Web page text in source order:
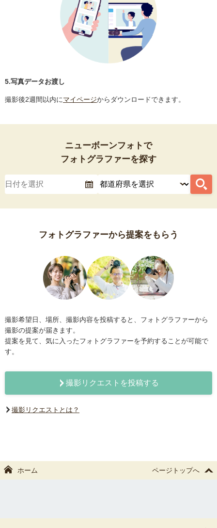
5.写真データお渡し
撮影後2週間以内にマイページからダウンロードできます。
ニューボーンフォトで
フォトグラファーを探す
フォトグラファーから提案をもらう
撮影希望日、場所、撮影内容を投稿すると、フォトグラファーから
撮影の提案が届きます。
提案を見て、気に入ったフォトグラファーを予約することが可能で
す。
撮影リクエストを投稿する
撮影リクエストとは？
ホーム ページトップへ